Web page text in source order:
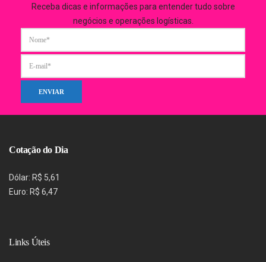
Receba dicas e informações para entender tudo sobre
negócios e operações logísticas.
Cotação do Dia
Dólar: R$ 5,61
Euro: R$ 6,47
Links Úteis